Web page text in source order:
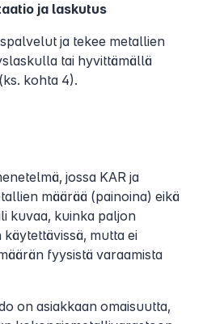
ja laskutus
ja tekee metallien
tai hyvittämällä
kohta 4).
jossa KAR ja
määrää (painoina) eikä
kuvaa, kuinka paljon
mutta ei
fyysistä varaamista
on asiakkaan omaisuutta,